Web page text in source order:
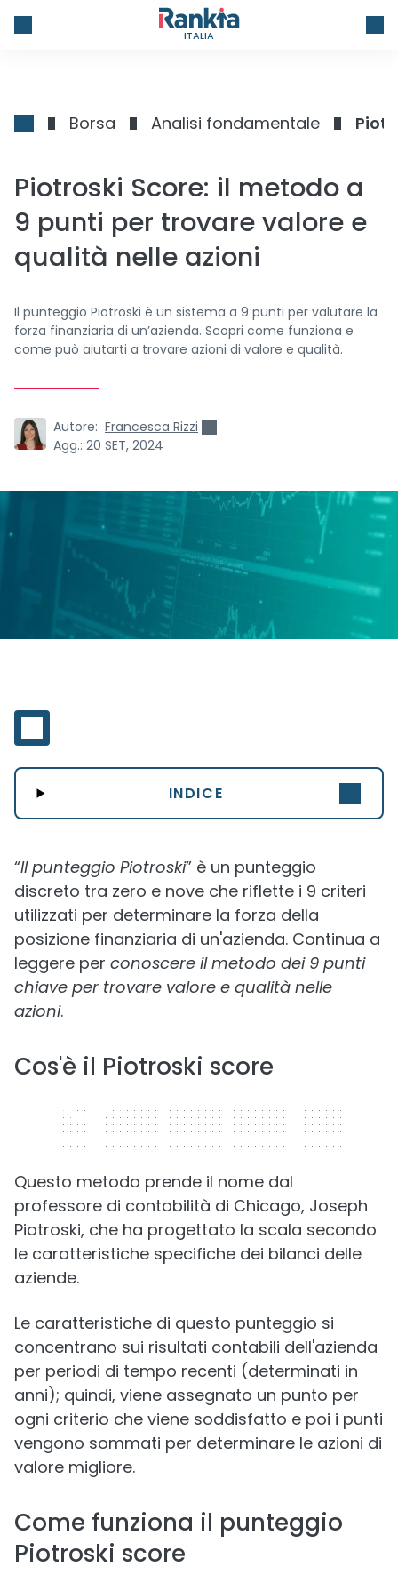
ITALIA
Borsa Analisi fondamentale
Piotroski Score: il metodo a
9 punti per trovare valore e
qualità nelle azioni
Il punteggio Piotroski è un sistema a 9 punti per valutare la
forza finanziaria di un’azienda. Scopri come funziona e
come può aiutarti a trovare azioni di valore e qualità.
Autore: Francesca Rizzi
Agg.: 20 SET, 2024
INDICE
“Il punteggio Piotroski” è un punteggio
discreto tra zero e nove che riflette i 9 criteri
utilizzati per determinare la forza della
posizione finanziaria di un'azienda. Continua a
leggere per conoscere il metodo dei 9 punti
chiave per trovare valore e qualità nelle
azioni.
Cos'è il Piotroski score
320 x 50
Questo metodo prende il nome dal
professore di contabilità di Chicago, Joseph
Piotroski, che ha progettato la scala secondo
le caratteristiche specifiche dei bilanci delle
aziende.
Le caratteristiche di questo punteggio si
concentrano sui risultati contabili dell'azienda
per periodi di tempo recenti (determinati in
anni); quindi, viene assegnato un punto per
ogni criterio che viene soddisfatto e poi i punti
vengono sommati per determinare le azioni di
valore migliore.
Come funziona il punteggio
Piotroski score